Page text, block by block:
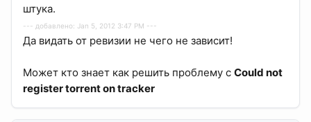
штука.
--- добавлено: Jan 5, 2012 3:47 PM ---
Да видать от ревизии не чего не зависит!
Может кто знает как решить проблему с Could not
register torrent on tracker